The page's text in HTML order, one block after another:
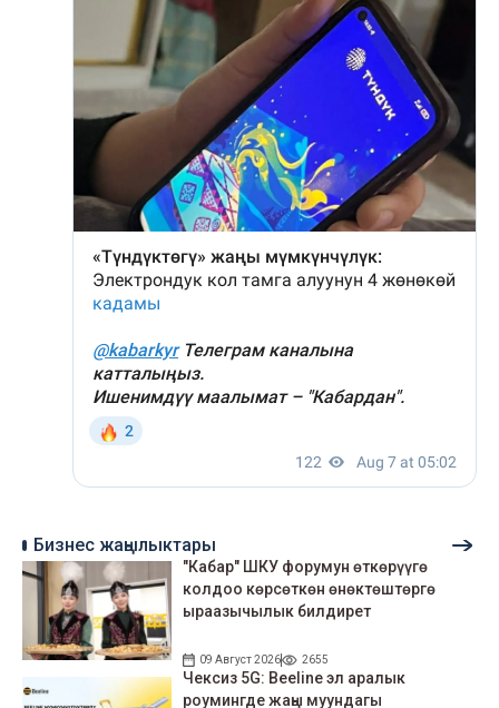
Бизнес жаңылыктары
"Кабар" ШКУ форумун өткөрүүгө
колдоо көрсөткөн өнөктөштөргө
ыраазычылык билдирет
09 Август 2026 2655
Чексиз 5G: Beeline эл аралык
роумингде жаңы муундагы